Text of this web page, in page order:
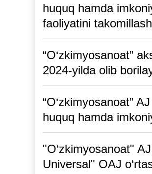
huquq hamda
faoliyatini
“O‘zkimyosanoat”
2024-yilda olib
“O‘zkimyosanoat”
huquq hamda
"O‘zkimyosanoat"
Universal" OAJ